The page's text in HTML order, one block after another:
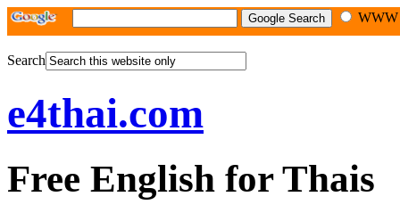
Search
e4thai.com
Free English for Thais